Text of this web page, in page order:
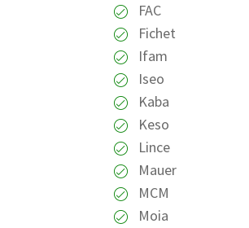
FAC
Fichet
Ifam
Iseo
Kaba
Keso
Lince
Mauer
MCM
Moia